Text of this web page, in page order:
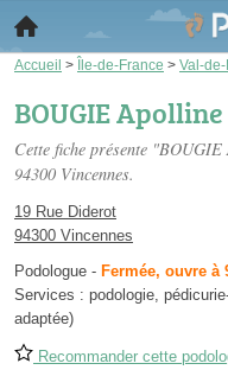
Accueil > Île-de-France > Val-
BOUGIE Apolline
Cette fiche présente
94300 Vincennes.
19 Rue Diderot
94300 Vincennes
Podologue - Fermée, ouvre à
Services : podologie,
adaptée)
Recommander cette